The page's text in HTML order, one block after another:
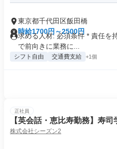
東京都千代田区飯田橋
時給1700円～2500円
求める人材: 必須条件 * 責任を
で前向きに業務に...
シフト自由 交通費支給 +1個
正社員
【英会話・恵比寿勤務】寿
株式会社シーズン2